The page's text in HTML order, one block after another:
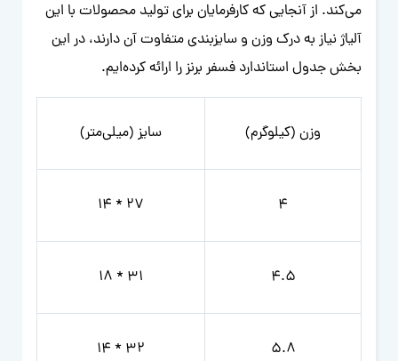
می‌کند. از آنجایی که کارفرمایان برای تولید محصولات با این
آلیاژ نیاز به درک وزن و سایزبندی متفاوت آن دارند، در این
بخش جدول استاندارد فسفر برنز را ارائه کرده‌ایم.
وزن (کیلوگرم) سایز (میلی‌متر)
4
27 * 14
4.5
31 * 18
5.8
32 * 14